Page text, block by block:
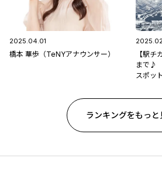
2025.04.01
橋本 華歩（TeNYアナウンサー）
【駅チ
まで♪
スポッ
ランキングをもっと